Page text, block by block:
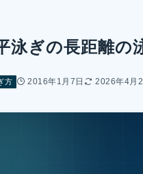
泳ぎの長距離の
方 2016年1月7日 2026年4月